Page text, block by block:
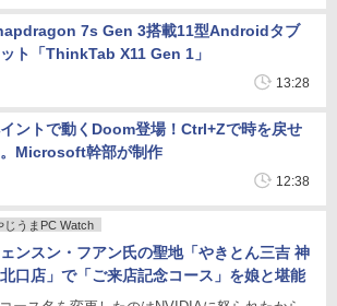
7s Gen 3搭載11型Androidタブ
ト「ThinkTab X11 Gen 1」
13:28
ントで動くDoom登場！Ctrl+Zで時を戻せ
Microsoft幹部が制作
12:38
じうまPC Watch
ンスン・フアン氏の聖地「やきとん三吉 神
口店」で「ご来店記念コース」を娘と堪能